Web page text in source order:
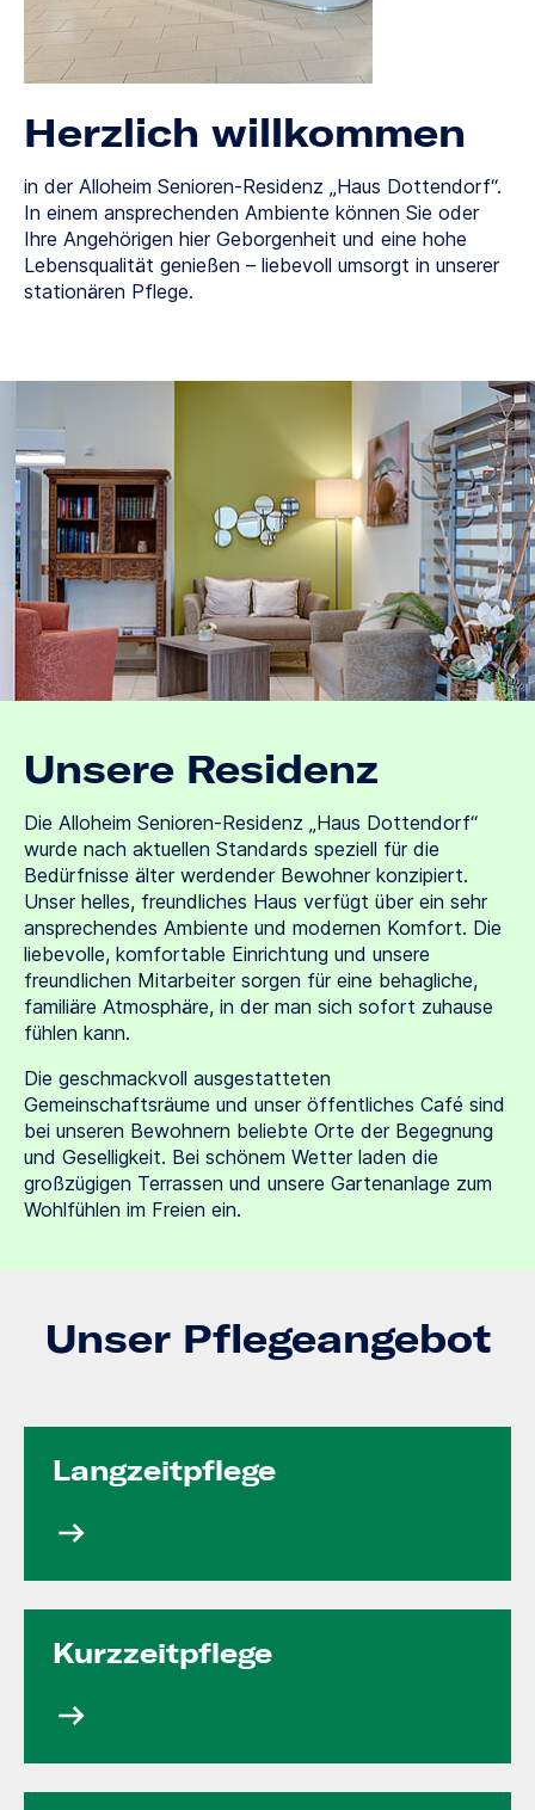
Herzlich willkommen
in der Alloheim Senioren-Residenz „Haus Dottendorf“.
In einem ansprechenden Ambiente können Sie oder
Ihre Angehörigen hier Geborgenheit und eine hohe
Lebensqualität genießen – liebevoll umsorgt in unserer
stationären Pflege.
Unsere Residenz
Die Alloheim Senioren-Residenz „Haus Dottendorf“
wurde nach aktuellen Standards speziell für die
Bedürfnisse älter werdender Bewohner konzipiert.
Unser helles, freundliches Haus verfügt über ein sehr
ansprechendes Ambiente und modernen Komfort. Die
liebevolle, komfortable Einrichtung und unsere
freundlichen Mitarbeiter sorgen für eine behagliche,
familiäre Atmosphäre, in der man sich sofort zuhause
fühlen kann.
Die geschmackvoll ausgestatteten
Gemeinschaftsräume und unser öffentliches Café sind
bei unseren Bewohnern beliebte Orte der Begegnung
und Geselligkeit. Bei schönem Wetter laden die
großzügigen Terrassen und unsere Gartenanlage zum
Wohlfühlen im Freien ein.
Unser Pflegeangebot
Langzeit­pflege
Kurzzeit­pflege